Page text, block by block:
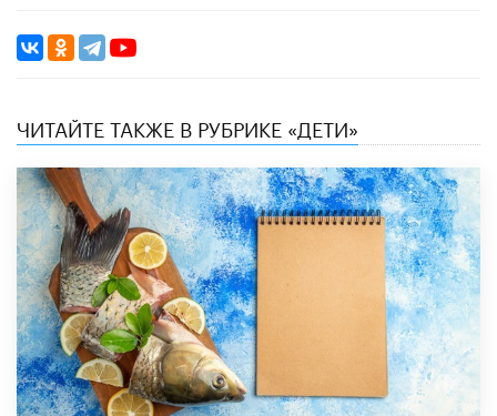
ЧИТАЙТЕ ТАКЖЕ В РУБРИКЕ «ДЕТИ»